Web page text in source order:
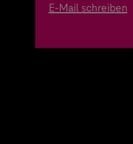
E-Mail schreiben